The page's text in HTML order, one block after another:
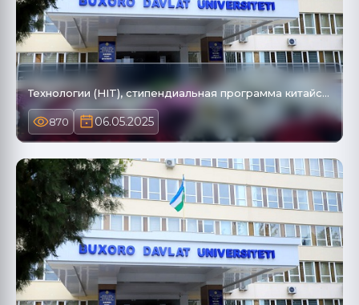
Технологии (HIT), стипендиальная программа китайс…
870 06.05.2025